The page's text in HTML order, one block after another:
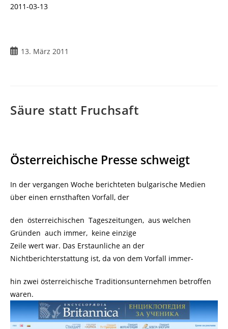
2011-03-13
Beitrag13. März 2011
Säure statt Fruchsaft
Österreichische Presse schweigt
In der vergangen Woche berichteten bulgarische Medien
über einen ernsthaften Vorfall, der
den österreichischen Tageszeitungen, aus welchen
Gründen auch immer, keine einzige
Zeile wert war. Das Erstaunliche an der
Nichtberichterstattung ist, da von dem Vorfall immer-
hin zwei österreichische Traditionsunternehmen betroffen
waren.